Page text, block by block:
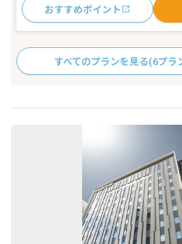
おすすめポイント
すべてのプランを見る(6プラ